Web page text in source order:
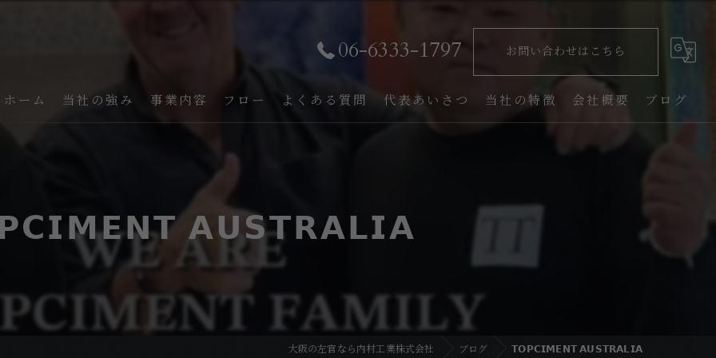
06-6333-1797 お問い合わせはこちら
ホーム 当社の強み 事業内容 フロー よくある質問 代表あいさつ 当社の特徴 会社概要 ブログ
𝗔𝗨𝗦𝗧𝗥𝗔𝗟𝗜𝗔
大阪の左官なら内村工業株式会社 ブログ 𝗧𝗢𝗣𝗖𝗜𝗠𝗘𝗡𝗧 𝗔𝗨𝗦𝗧𝗥𝗔𝗟𝗜𝗔